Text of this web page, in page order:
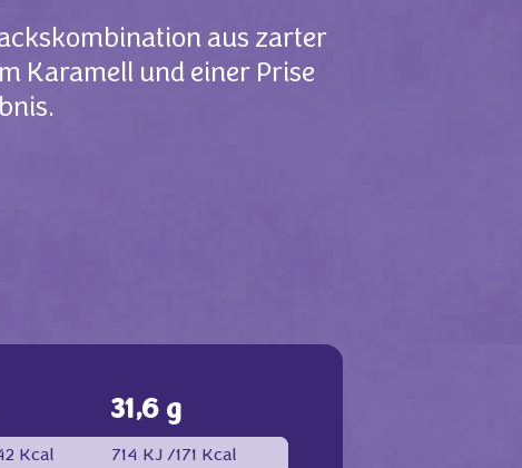
aus zarter
Karamell und einer Prise
31,6 g
Kcal 714 KJ /171 Kcal